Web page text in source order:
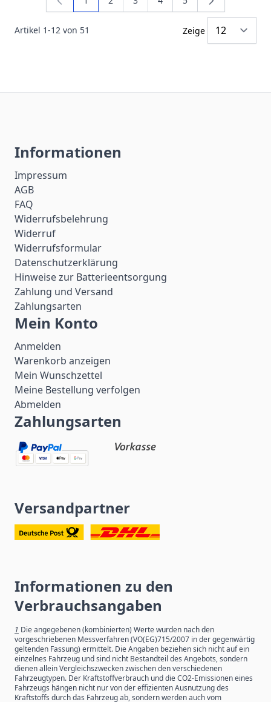
Artikel 1-12 von 51
Sie lesen gerade die Seite
Seite Seite Seite Seite
Zeige
Informationen
Impressum
AGB
FAQ
Widerrufsbelehrung
Widerruf
Widerrufsformular
Datenschutzerklärung
Hinweise zur Batterieentsorgung
Zahlung und Versand
Zahlungsarten
Mein Konto
Anmelden
Warenkorb anzeigen
Mein Wunschzettel
Meine Bestellung verfolgen
Abmelden
Zahlungsarten
Versandpartner
Informationen zu den
Verbrauchsangaben
1 Die angegebenen (kombinierten) Werte wurden nach den
vorgeschriebenen Messverfahren (VO(EG)715/2007 in der gegenwärtig
geltenden Fassung) ermittelt. Die Angaben beziehen sich nicht auf ein
einzelnes Fahrzeug und sind nicht Bestandteil des Angebots, sondern
dienen allein Vergleichszwecken zwischen den verschiedenen
Fahrzeugtypen. Der Kraftstoffverbrauch und die CO2-Emissionen eines
Fahrzeugs hängen nicht nur von der effizienten Ausnutzung des
Kraftstoffs durch das Fahrzeug ab, sondern werden auch vom